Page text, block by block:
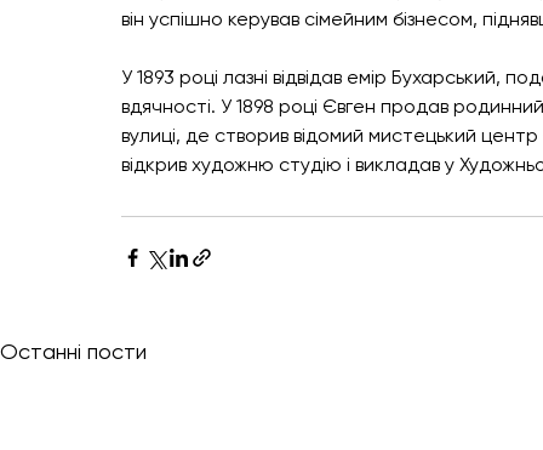
він успішно керував сімейним бізнесом,
У 1893 році лазні відвідав емір Бухарський,
вдячності. У 1898 році Євген продав
вулиці, де створив відомий мистецький
відкрив художню студію і викладав у
Останні пости